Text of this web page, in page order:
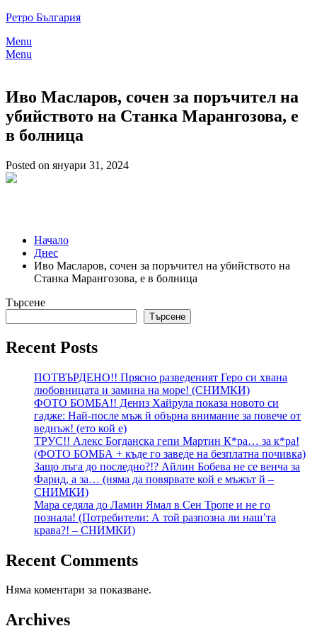
Skip
content
Ретро България
Menu
Menu
Иво Масларов, сочен за поръчител на
убийството на Станка Марангозова, е
в болница
Posted on януари 31, 2024
Начало
Днес
Иво Масларов, сочен за поръчител на убийството на
Станка Марангозова, е в болница
Търсене
Търсене
Recent Posts
ПОТВЪРДЕНО!! Прясно разведеният Геро си хвана
любовницата и замина на море! (СНИМКИ)
ФОТО БОМБА!! Дениз Хайрула показа новото си
гадже: Най-после мъж й обърна внимание за повече от
веднъж! (ето кой е)
ТРУС!! Алекс Богданска гепи Мартин К*ра… за к*ра!
(ФОТО БОМБА + къде го заведе на безплатна почивка)
Защо лъга до последно?!? Айлин Бобева не се венча за
Фарид, а за… (няма да повярвате кой е мъжът й –
СНИМКИ)
Мара седяла до Ламин Ямал в Сен Тропе и не го
познала! (Потребители: А той разпозна ли наш’та
крава?! – СНИМКИ)
Recent Comments
Няма коментари за показване.
Archives